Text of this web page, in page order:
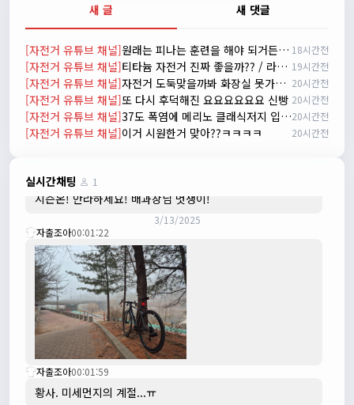
새 글 새 댓글
[자전거 유튜브 채널] 원래는 피나는 훈련을 해야 되거든요? 근데 다들 너무 힘들어하니까 우리가 치트키를 좀 써드릴게요. 아, KC 인증이 안나온다고요? 그럼 뭐... 얼른 훈련하러 안나가고 뭐하세요? 18시간전
[자전거 유튜브 채널] 티타늄 자전거 진짜 좋을까?? / 라이트스피드 얼티밋 리뷰 19시간전
[자전거 유튜브 채널] 자전거 도둑맞을까봐 화장실 못가는 분은 이 영상을 꼭 봐야합니다 20시간전
[자전거 유튜브 채널]또 다시 후덕해진 요요요요요요 신빵 20시간전
[자전거 유튜브 채널] 37도 폭염에 메리노 클래식저지 입는 남자20시간전
[자전거 유튜브 채널]이거 시원한거 맞아??ㅋㅋㅋㅋ 20시간전
실시간채팅 1
시즌이 곧 다가오네요 ^^ 모두 안전한 라이딩 하시기 바랍니
다
2/22/2025
자출조아18:44:23
넵!! 잔차나라도 시즌온과 함께 바쁜 하루하루 보내세요~~
3/1/2025
자출조아08:54:33
수도권은 3.1절 연휴 비소식...ㅠ ㅠ
JIWOON23:26:13
시즌온! 안라하세요! 배과장님 멋쟁이!
3/13/2025
자출조아00:01:22
자출조아00:01:59
황사. 미세먼지의 계절...ㅠ